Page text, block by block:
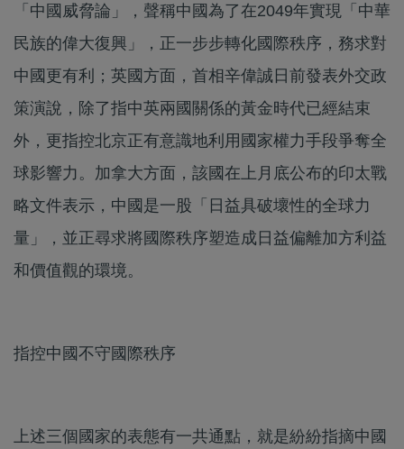
「中國威脅論」，聲稱中國為了在2049年實現「中華
民族的偉大復興」，正一步步轉化國際秩序，務求對
中國更有利；英國方面，首相辛偉誠日前發表外交政
策演說，除了指中英兩國關係的黃金時代已經結束
外，更指控北京正有意識地利用國家權力手段爭奪全
球影響力。加拿大方面，該國在上月底公布的印太戰
略文件表示，中國是一股「日益具破壞性的全球力
量」，並正尋求將國際秩序塑造成日益偏離加方利益
和價值觀的環境。
指控中國不守國際秩序
上述三個國家的表態有一共通點，就是紛紛指摘中國